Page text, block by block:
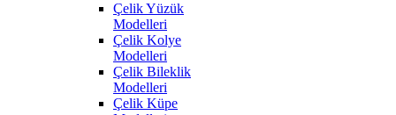
Çelik Yüzük
Modelleri
Çelik Kolye
Modelleri
Çelik Bileklik
Modelleri
Çelik Küpe